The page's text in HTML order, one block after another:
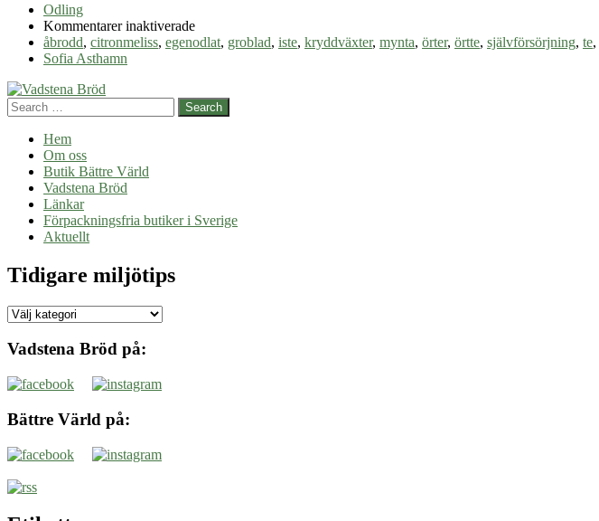
Odling
Kommentarer inaktiveradeför
Göra
åbrodd, citronmeliss, egenodlat, groblad, iste, kryddväxter, mynta, örter, örtte, självförsörjning, te,
Sofia Asthamn
Search
Hem
Om oss
Butik Bättre Värld
Vadstena Bröd
Länkar
Förpackningsfria butiker i Sverige
Aktuellt
Tidigare miljötips
Tidigare
Vadstena Bröd på:
Bättre Värld på: